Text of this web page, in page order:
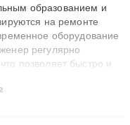
образованием и
на ремонте
оборудование
регулярно
позволяет быстро и
мастера решают